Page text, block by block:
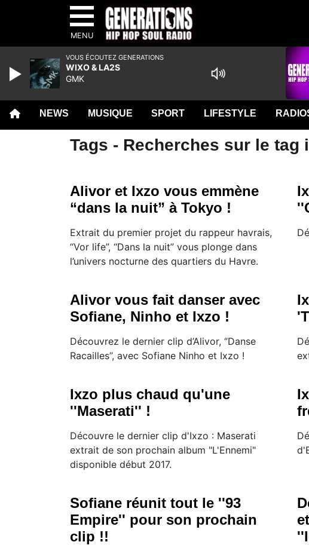
MENU
NEWS MUSIQUE SPORT LIFESTYLE
Tags - Recherches sur le tag
Alivor et Ixzo vous emmène
“dans la nuit” à Tokyo !
Extrait du premier projet du rappeur havrais,
“Vor life”, “Dans la nuit” vous plonge dans
l’univers nocturne des quartiers du Havre.
Alivor vous fait danser avec
Sofiane, Ninho et Ixzo !
​Découvrez le dernier clip d’Alivor, ‘’Danse
Racailles’’, avec Sofiane Ninho et Ixzo !
Ixzo plus chaud qu'une
''Maserati'' !
Découvre le dernier clip d'Ixzo : Maserati
extrait de son prochain album "L'Ennemi"
disponible début 2017.
Sofiane réunit tout le ''93
Empire'' pour son prochain
clip !!
VOUS ÉCOUTEZ GENERATIONS
WIXO & LA2S
GMK